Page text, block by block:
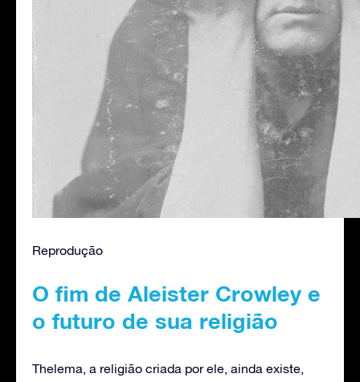
Reprodução
O fim de Aleister Crowley e
o futuro de sua religião
Thelema, a religião criada por ele, ainda existe,